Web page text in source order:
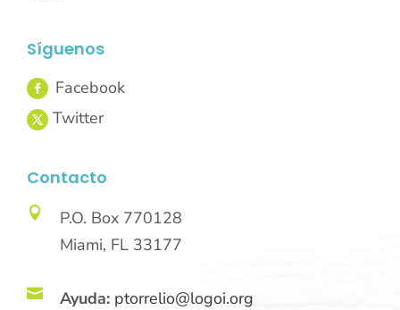
Síguenos
Contacto

P.O. Box 770128
Miami, FL 33177
 Ayuda: ptorrelio@logoi.org